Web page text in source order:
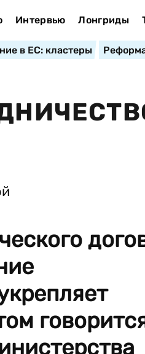
Интервью Лонгриды
в ЕС: кластеры